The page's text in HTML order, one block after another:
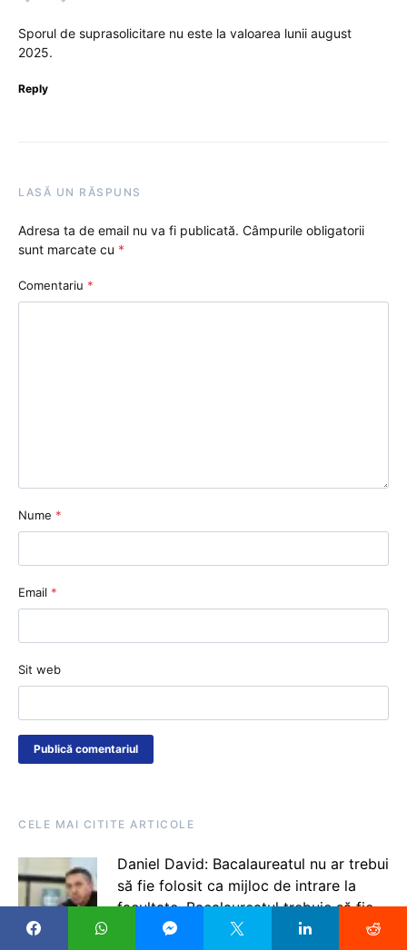
Sporul de suprasolicitare nu este la valoarea lunii august
2025.
Reply
LASĂ UN RĂSPUNS
Adresa ta de email nu va fi publicată. Câmpurile obligatorii
sunt marcate cu *
Comentariu *
Nume *
Email *
Sit web
CELE MAI CITITE ARTICOLE
Daniel David: Bacalaureatul nu ar trebui
să fie folosit ca mijloc de intrare la
facultate. Bacalaureatul trebuie să fie
un examen care certifică competențele